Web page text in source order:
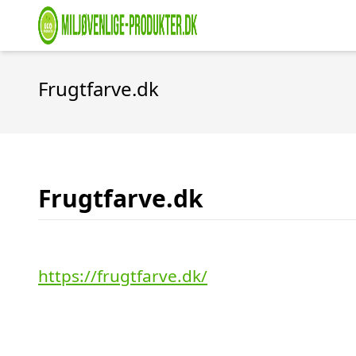
Frugtfarve.dk
Frugtfarve.dk
https://frugtfarve.dk/